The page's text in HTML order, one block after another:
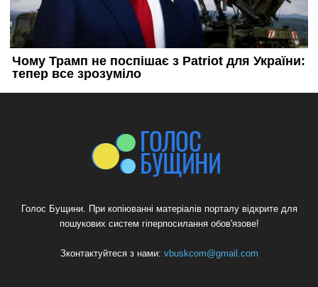
Голос Бущини. При копіюванні матеріалів порталу відкрите для
пошукових систем гіперпосилання обов'язове!
Зконтактуйтеся з нами: vbuskcom@gmail.com